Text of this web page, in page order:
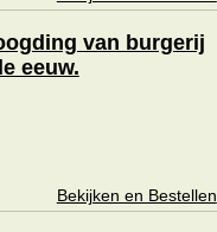
van burgerij
eeuw.
Bekijken en Bestellen